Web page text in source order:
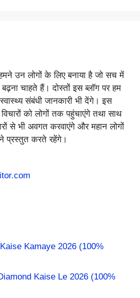
उन लोगों के लिए बनाया है जो सच में
चाहते हैं। दोस्तों इस ब्लॉग पर हम
संबंधी जानकारी भी देंगे। इस
को लोगों तक पहुंचाएंगे तथा साथ
से भी अवगत करवाएंगे और महान लोगों
प्रस्तुत करते रहेंगे।
Kamaye 2026 (100%
Kaise Le 2026 (100%